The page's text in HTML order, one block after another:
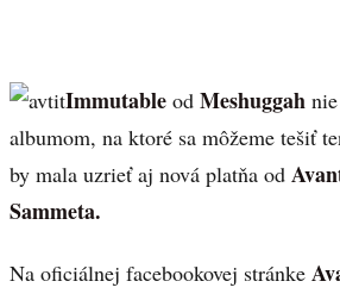
Immutable od Meshuggah
albumom, na ktoré sa môžeme tešiť
by mala uzrieť aj nová platňa od
Sammeta.
Na oficiálnej facebookovej stránke